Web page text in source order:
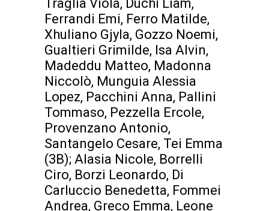
Traglia Viola, Duchi Liam,
Ferrandi Emi, Ferro Matilde,
Xhuliano Gjyla, Gozzo Noemi,
Gualtieri Grimilde, Isa Alvin,
Madeddu Matteo, Madonna
Niccolò, Munguia Alessia
Lopez, Pacchini Anna, Pallini
Tommaso, Pezzella Ercole,
Provenzano Antonio,
Santangelo Cesare, Tei Emma
(3B); Alasia Nicole, Borrelli
Ciro, Borzi Leonardo, Di
Carluccio Benedetta, Fommei
Andrea, Greco Emma, Leone